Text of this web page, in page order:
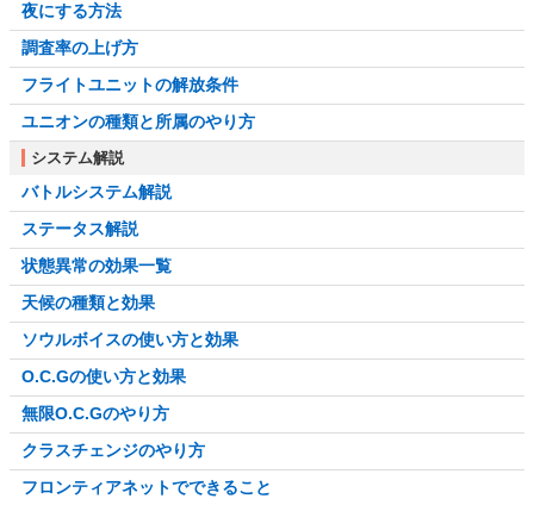
夜にする方法
調査率の上げ方
フライトユニットの解放条件
ユニオンの種類と所属のやり方
システム解説
バトルシステム解説
ステータス解説
状態異常の効果一覧
天候の種類と効果
ソウルボイスの使い方と効果
O.C.Gの使い方と効果
無限O.C.Gのやり方
クラスチェンジのやり方
フロンティアネットでできること